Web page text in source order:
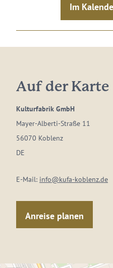
Im
Auf der Karte
Kulturfabrik GmbH
Mayer-Alberti-Straße 11
56070 Koblenz
DE
E-Mail: info@kufa-koblenz.de
Anreise planen